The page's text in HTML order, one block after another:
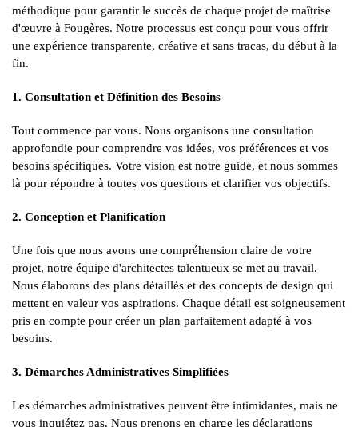
méthodique pour garantir le succès de chaque projet de maîtrise
d'œuvre à Fougères. Notre processus est conçu pour vous offrir
une expérience transparente, créative et sans tracas, du début à la
fin.
1. Consultation et Définition des Besoins
Tout commence par vous. Nous organisons une consultation
approfondie pour comprendre vos idées, vos préférences et vos
besoins spécifiques. Votre vision est notre guide, et nous sommes
là pour répondre à toutes vos questions et clarifier vos objectifs.
2. Conception et Planification
Une fois que nous avons une compréhension claire de votre
projet, notre équipe d'architectes talentueux se met au travail.
Nous élaborons des plans détaillés et des concepts de design qui
mettent en valeur vos aspirations. Chaque détail est soigneusement
pris en compte pour créer un plan parfaitement adapté à vos
besoins.
3. Démarches Administratives Simplifiées
Les démarches administratives peuvent être intimidantes, mais ne
vous inquiétez pas. Nous prenons en charge les déclarations